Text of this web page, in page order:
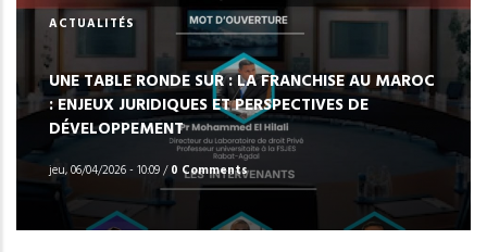
ACTUALITÉS
UNE TABLE RONDE SUR : LA FRANCHISE AU MAROC
: ENJEUX JURIDIQUES ET PERSPECTIVES DE
DÉVELOPPEMENT
jeu, 06/04/2026 - 10:09/0 Comments